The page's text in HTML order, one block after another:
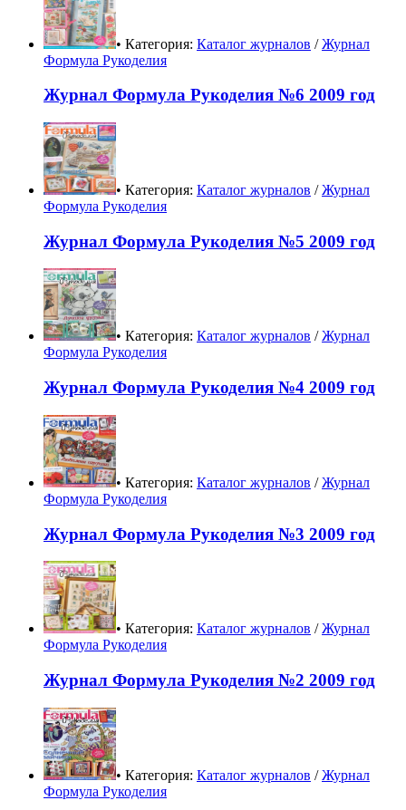
• Категория: Каталог журналов /Журнал
Формула Рукоделия
Журнал Формула Рукоделия №6 2009 год
• Категория: Каталог журналов /Журнал
Формула Рукоделия
Журнал Формула Рукоделия №5 2009 год
• Категория: Каталог журналов /Журнал
Формула Рукоделия
Журнал Формула Рукоделия №4 2009 год
• Категория: Каталог журналов /Журнал
Формула Рукоделия
Журнал Формула Рукоделия №3 2009 год
• Категория: Каталог журналов /Журнал
Формула Рукоделия
Журнал Формула Рукоделия №2 2009 год
• Категория: Каталог журналов /Журнал
Формула Рукоделия